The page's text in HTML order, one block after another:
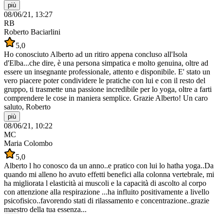
più
08/06/21, 13:27
RB
Roberto Baciarlini
5,0
Ho conosciuto Alberto ad un ritiro appena concluso all'Isola
d'Elba...che dire, è una persona simpatica e molto genuina, oltre ad
essere un insegnante professionale, attento e disponibile. E' stato un
vero piacere poter condividere le pratiche con lui e con il resto del
gruppo, ti trasmette una passione incredibile per lo yoga, oltre a farti
comprendere le cose in maniera semplice. Grazie Alberto! Un caro
saluto, Roberto
più
08/06/21, 10:22
MC
Maria Colombo
5,0
Alberto l ho conosco da un anno..e pratico con lui lo hatha yoga..Da
quando mi alleno ho avuto effetti benefici alla colonna vertebrale, mi
ha migliorata l elasticità ai muscoli e la capacità di ascolto al corpo
con attenzione alla respirazione ...ha influito positivamente a livello
psicofisico..favorendo stati di rilassamento e concentrazione..grazie
maestro della tua essenza...